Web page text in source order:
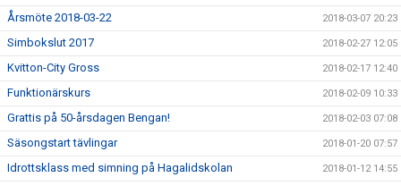
Årsmöte 2018-03-22 2018-03-07 20:23
Simbokslut 2017 2018-02-27 12:05
Kvitton-City Gross 2018-02-17 12:40
Funktionärskurs 2018-02-09 10:33
Grattis på 50-årsdagen Bengan! 2018-02-03 07:08
Säsongstart tävlingar 2018-01-20 07:57
Idrottsklass med simning på Hagalidskolan 2018-01-12 14:55